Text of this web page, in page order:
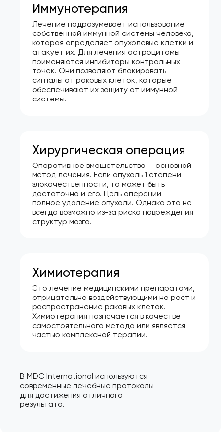
Иммунотерапия
Лечение подразумевает использование
собственной иммунной системы человека,
которая определяет опухолевые клетки и
атакует их. Для лечения астроцитомы
применяются ингибиторы контрольных
точек. Они позволяют блокировать
сигналы от раковых клеток, которые
обеспечивают их защиту от иммунной
системы.
Хирургическая операция
Оперативное вмешательство — основной
метод лечения. Если опухоль 1 степени
злокачественности, то может быть
достаточно и его. Цель операции —
полное удаление опухоли. Однако это не
всегда возможно из-за риска повреждения
структур мозга.
Химиотерапия
Это лечение медицинскими препаратами,
отрицательно воздействующими на рост и
распространение раковых клеток.
Химиотерапия назначается в качестве
самостоятельного метода или является
частью комплексной терапии.
В MDC International используются
современные лечебные протоколы
для достижения отличного
результата.